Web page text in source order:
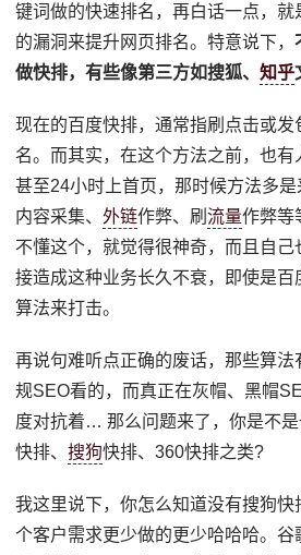
键词做的快速排名，再白话一点，就
的漏洞来提升网页排名。特意说下，
做快排，有些像第三方如搜狐、知乎
现在的百度快排，通常指刷点击或
名。而其实，在这个方法之前，也有
甚至24小时上首页，那时候方法多是
内容采集、外链作弊、刷流量作弊等
不懂这个，就觉得很神奇，而且自己
接造成这种业务长久不衰，即使是百
算法来打击。
再说句难听点正确的废话，那些算法
规SEO看的，而真正在灰帽、黑帽
度对抗着… 那么问题来了，你是不
快排、搜狗快排、360快排之类?
我这里说下，你怎么知道没有搜狗
个客户需求更少做的更少哈哈哈。